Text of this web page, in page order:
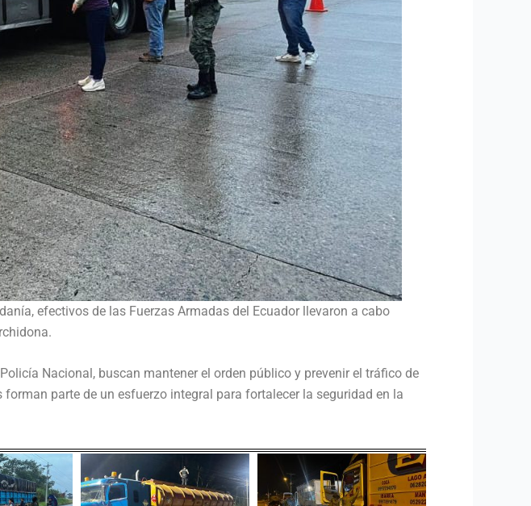
efectivos de las Fuerzas Armadas del Ecuador llevaron a cabo
Nacional, buscan mantener el orden público y prevenir el tráfico de
parte de un esfuerzo integral para fortalecer la seguridad en la